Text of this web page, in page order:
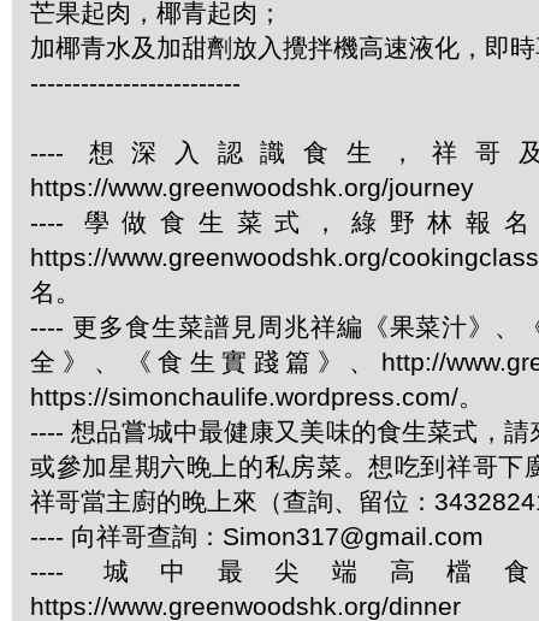
芒果起肉，椰青起肉；
加椰青水及加甜劑放入攪拌機高速液化，即
-------------------------
---- 想深入認識食生，祥哥
https://www.greenwoodshk.org/journey
---- 學做食生菜式，綠野林報
https://www.greenwoodshk.org/
名。
---- 更多食生菜譜見周兆祥編《果菜汁》、
全》、《食生實踐篇》、http://
https://simonchaulife.wordpress.com/。
---- 想品嘗城中最健康又美味的食生菜式，
或參加星期六晚上的私房菜。想吃到祥哥下
祥哥當主廚的晚上來（查詢、留位：
---- 向祥哥查詢：Simon317@gmail.com
---- 城中最尖端高檔
https://www.greenwoodshk.org/dinner